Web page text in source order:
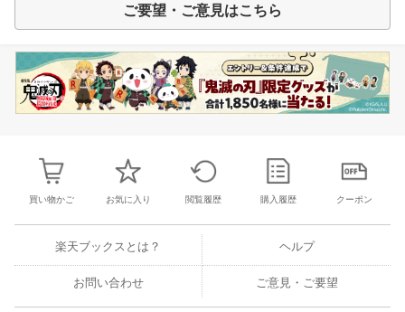
ご要望・ご意見はこちら
買い物かご お気に入り 閲覧履歴 購入履歴 クーポン
楽天ブックスとは？ ヘルプ
お問い合わせ ご意見・ご要望